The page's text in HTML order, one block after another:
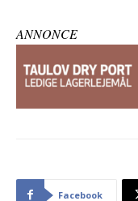
ANNONCE
Facebook